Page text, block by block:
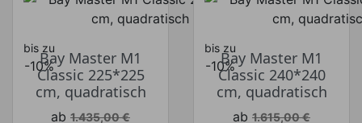
bis zu
-10%Bay Master M1
Classic 225*225
cm, quadratisch
Verkaufspreis
ab 1.435,00 €
bis zu
-10%Bay Master M1
Classic 240*240
cm, quadratisch
Verkaufspreis
ab 1.615,00 €